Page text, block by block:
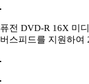
퓨전 DVD-R 16X 미
버스피드를 지원하여